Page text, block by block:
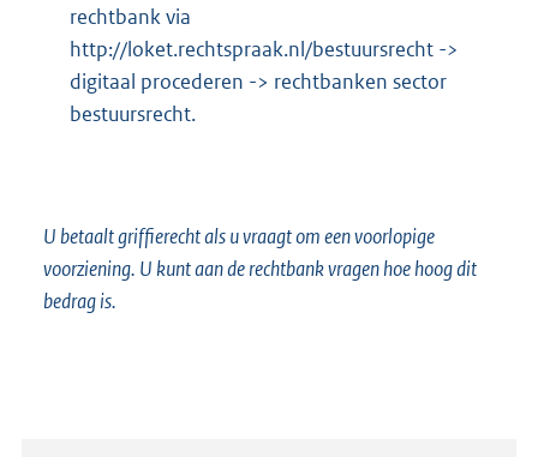
rechtbank via
http://loket.rechtspraak.nl/bestuursrecht ->
digitaal procederen -> rechtbanken sector
bestuursrecht.
U betaalt griffierecht als u vraagt om een voorlopige
voorziening. U kunt aan de rechtbank vragen hoe hoog dit
bedrag is.